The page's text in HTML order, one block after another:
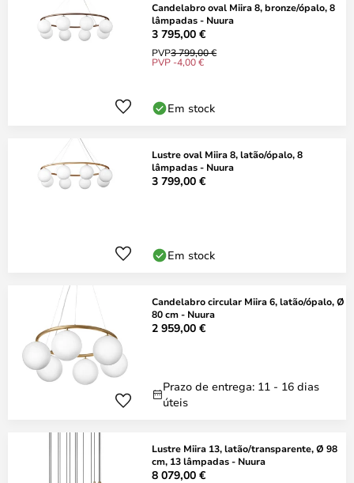
Candelabro oval Miira 8, bronze/ópalo, 8
lâmpadas - Nuura
3 795,00 €
PVP3 799,00 €
PVP -4,00 €
Em stock
Lustre oval Miira 8, latão/ópalo, 8
lâmpadas - Nuura
3 799,00 €
Em stock
Candelabro circular Miira 6, latão/ópalo, Ø
80 cm - Nuura
2 959,00 €
Prazo de entrega: 11 - 16 dias
úteis
Lustre Miira 13, latão/transparente, Ø 98
cm, 13 lâmpadas - Nuura
8 079,00 €